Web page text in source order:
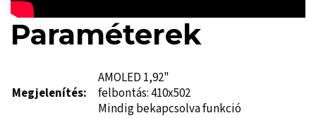
Paraméterek
Megjelenítés:
AMOLED 1,92"
felbontás: 410x502
Mindig bekapcsolva funkció